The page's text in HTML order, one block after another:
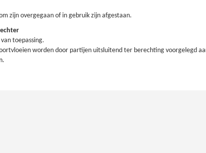
zijn overgegaan of in gebruik zijn afgestaan.
toepassing.
worden door partijen uitsluitend ter berechting voorgelegd